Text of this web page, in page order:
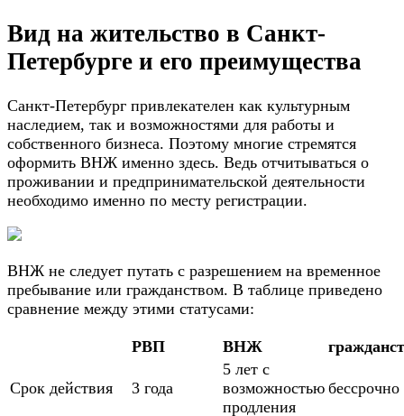
Вид на жительство в Санкт-
Петербурге и его преимущества
Санкт-Петербург привлекателен как культурным
наследием, так и возможностями для работы и
собственного бизнеса. Поэтому многие стремятся
оформить ВНЖ именно здесь. Ведь отчитываться о
проживании и предпринимательской деятельности
необходимо именно по месту регистрации.
ВНЖ не следует путать с разрешением на временное
пребывание или гражданством. В таблице приведено
сравнение между этими статусами:
РВП ВНЖ
Срок действия 3 года
5 лет с
возможностью
продления
бессрочно